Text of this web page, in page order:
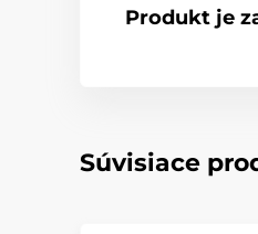
Produkt je
Súvisiace